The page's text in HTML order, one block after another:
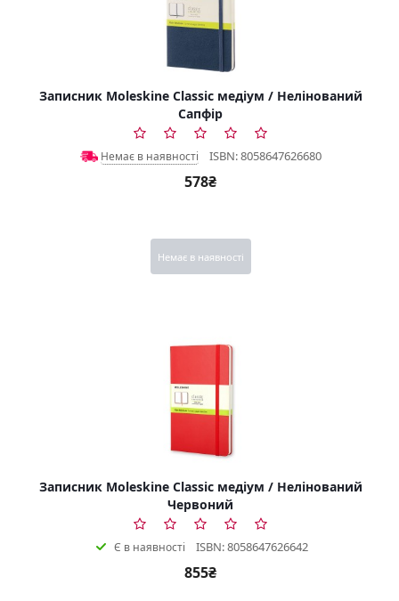
Записник Moleskine Classic медіум / Нелінований
Сапфір
Немає в наявності ISBN: 8058647626680
578₴
Немає в наявності
Записник Moleskine Classic медіум / Нелінований
Червоний
Є в наявності ISBN: 8058647626642
855₴